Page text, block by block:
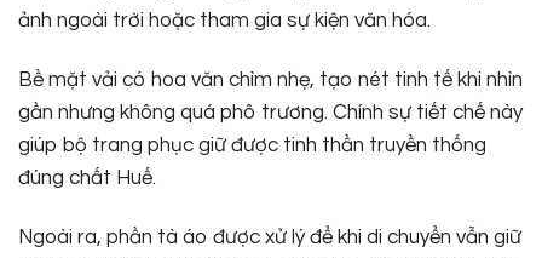
ảnh ngoài trời hoặc tham gia sự kiện văn hóa.
Bề mặt vải có hoa văn chìm nhẹ, tạo nét tinh tế khi nhìn
gần nhưng không quá phô trương. Chính sự tiết chế này
giúp bộ trang phục giữ được tinh thần truyền thống
đúng chất Huế.
Ngoài ra, phần tà áo được xử lý để khi di chuyển vẫn giữ